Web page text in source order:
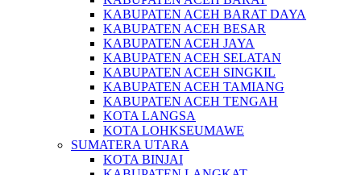
KABUPATEN ACEH BARAT DAYA
KABUPATEN ACEH BESAR
KABUPATEN ACEH JAYA
KABUPATEN ACEH SELATAN
KABUPATEN ACEH SINGKIL
KABUPATEN ACEH TAMIANG
KABUPATEN ACEH TENGAH
KOTA LANGSA
KOTA LOHKSEUMAWE
SUMATERA UTARA
KOTA BINJAI